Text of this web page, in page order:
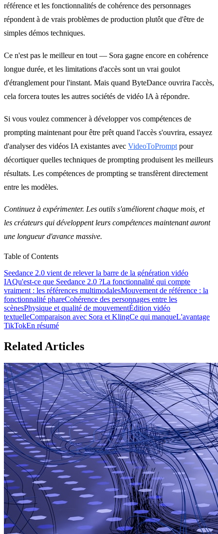
référence et les fonctionnalités de cohérence des personnages
répondent à de vrais problèmes de production plutôt que d'être de
simples démos techniques.
Ce n'est pas le meilleur en tout — Sora gagne encore en cohérence
longue durée, et les limitations d'accès sont un vrai goulot
d'étranglement pour l'instant. Mais quand ByteDance ouvrira l'accès,
cela forcera toutes les autres sociétés de vidéo IA à répondre.
Si vous voulez commencer à développer vos compétences de
prompting maintenant pour être prêt quand l'accès s'ouvrira, essayez
d'analyser des vidéos IA existantes avec VideoToPrompt pour
décortiquer quelles techniques de prompting produisent les meilleurs
résultats. Les compétences de prompting se transfèrent directement
entre les modèles.
Continuez à expérimenter. Les outils s'améliorent chaque mois, et
les créateurs qui développent leurs compétences maintenant auront
une longueur d'avance massive.
Table of Contents
Seedance 2.0 vient de relever la barre de la génération vidéo
IAQu'est-ce que Seedance 2.0 ?La fonctionnalité qui compte
vraiment : les références multimodalesMouvement de référence : la
fonctionnalité phareCohérence des personnages entre les
scènesPhysique et qualité de mouvementÉdition vidéo
textuelleComparaison avec Sora et KlingCe qui manqueL'avantage
TikTokEn résumé
Related Articles